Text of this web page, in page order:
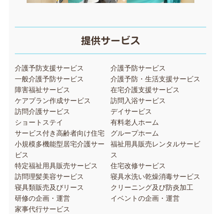
提供サービス
介護予防支援サービス
介護予防サービス
一般介護予防サービス
介護予防・生活支援サービス
障害福祉サービス
在宅介護支援サービス
ケアプラン作成サービス
訪問入浴サービス
訪問介護サービス
デイサービス
ショートステイ
有料老人ホーム
サービス付き高齢者向け住宅
グループホーム
小規模多機能型居宅介護サー
ビス
福祉用具販売レンタルサービ
ス
特定福祉用具販売サービス
住宅改修サービス
訪問理髪美容サービス
寝具水洗い乾燥消毒サービス
寝具類販売及びリース
クリーニング及び防炎加工
研修の企画・運営
イベントの企画・運営
家事代行サービス